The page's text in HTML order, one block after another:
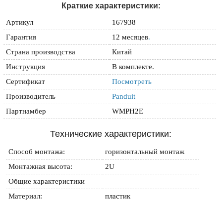
Краткие характеристики:
Артикул
167938
Гарантия
12 месяцев.
Страна производства
Китай
Инструкция
В комплекте.
Сертификат
Посмотреть
Производитель
Panduit
Партнамбер
WMPH2E
Технические характеристики:
Способ монтажа:
горизонтальный монтаж
Монтажная высота:
2U
Общие характеристики
Материал:
пластик